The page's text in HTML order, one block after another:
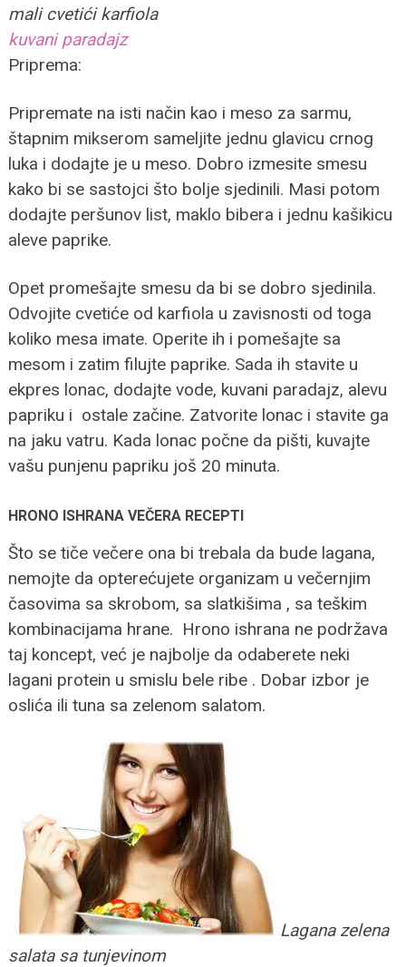
mali cvetići karfiola
kuvani paradajz
Priprema:
Pripremate na isti način kao i meso za sarmu,
štapnim mikserom sameljite jednu glavicu crnog
luka i dodajte je u meso. Dobro izmesite smesu
kako bi se sastojci što bolje sjedinili. Masi potom
dodajte peršunov list, maklo bibera i jednu kašikicu
aleve paprike.
Opet promešajte smesu da bi se dobro sjedinila.
Odvojite cvetiće od karfiola u zavisnosti od toga
koliko mesa imate. Operite ih i pomešajte sa
mesom i zatim filujte paprike. Sada ih stavite u
ekpres lonac, dodajte vode, kuvani paradajz, alevu
papriku i ostale začine. Zatvorite lonac i stavite ga
na jaku vatru. Kada lonac počne da pišti, kuvajte
vašu punjenu papriku još 20 minuta.
HRONO ISHRANA VEČERA RECEPTI
Što se tiče večere ona bi trebala da bude lagana,
nemojte da opterećujete organizam u večernjim
časovima sa skrobom, sa slatkišima , sa teškim
kombinacijama hrane. Hrono ishrana ne podržava
taj koncept, već je najbolje da odaberete neki
lagani protein u smislu bele ribe . Dobar izbor je
oslića ili tuna sa zelenom salatom.
Lagana zelena
salata sa tunjevinom